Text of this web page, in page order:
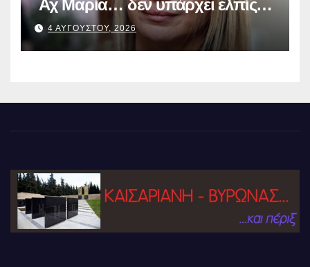
Αχ Μαρία… δεν υπάρχει ελπίς…
4 ΑΥΓΟΥΣΤΟΥ, 2026